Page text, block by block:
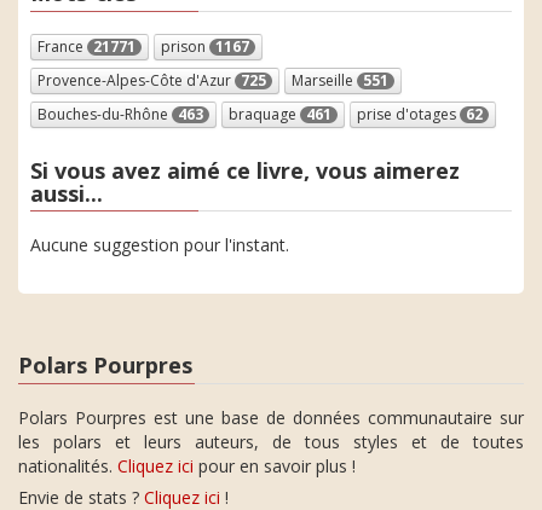
France 21771 prison 1167
Provence-Alpes-Côte d'Azur 725 Marseille 551
Bouches-du-Rhône 463 braquage 461 prise d'otages 62
Si vous avez aimé ce livre, vous aimerez
aussi...
Aucune suggestion pour l'instant.
Polars Pourpres
Polars Pourpres est une base de données communautaire sur
les polars et leurs auteurs, de tous styles et de toutes
nationalités. Cliquez ici pour en savoir plus !
Envie de stats ? Cliquez ici !